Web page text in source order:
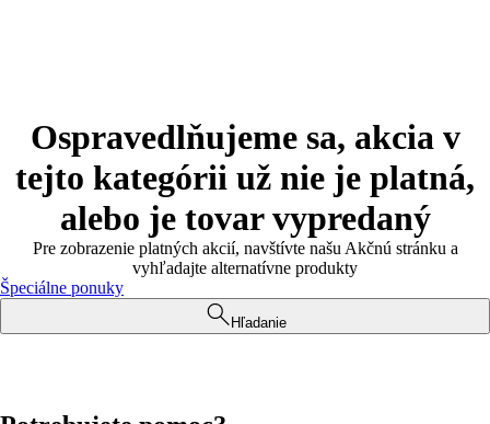
Ospravedlňujeme sa, akcia v
tejto kategórii už nie je platná,
alebo je tovar vypredaný
Pre zobrazenie platných akcií, navštívte našu Akčnú stránku a
vyhľadajte alternatívne produkty
Špeciálne ponuky
Hľadanie